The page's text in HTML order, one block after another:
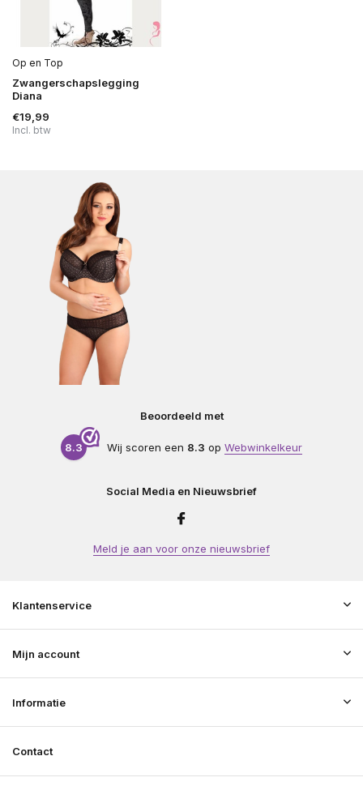
Op en Top
Zwangerschapslegging
Diana
€19,99
Incl. btw
Beoordeeld met
8.3 Wij scoren een 8.3 op Webwinkelkeur
Social Media en Nieuwsbrief
Meld je aan voor onze nieuwsbrief
Klantenservice
Mijn account
Informatie
Contact